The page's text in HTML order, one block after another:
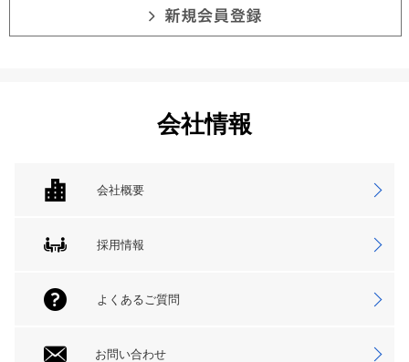
会社情報
会社概要
採用情報
よくあるご質問
お問い合わせ